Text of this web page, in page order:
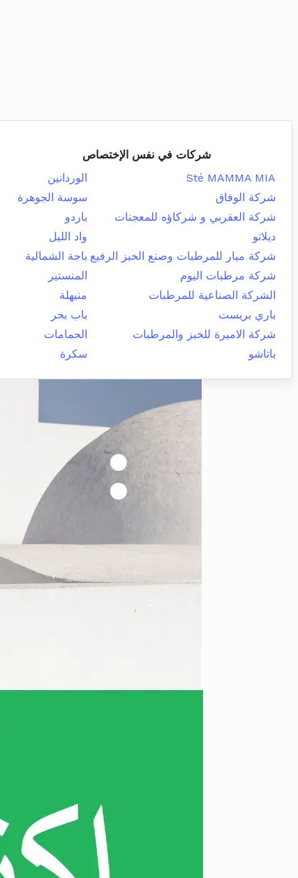
شركات في نفس الإختصاص
Sté MAMMA MIA
الوردانين
شركة الوفاق
سوسة الجوهرة
شركة العقربي و شركاؤه للمعجنات
باردو
ديلاتو
واد الليل
شركة ميار للمرطبات وصنع الخبز الرفيع باجة الشمالية
شركة مرطبات اليوم
المنستير
الشركة الصناعية للمرطبات
منيهلة
باري بريست
باب بحر
شركة الاميرة للخبز والمرطبات
الحمامات
باتاشو
سكرة